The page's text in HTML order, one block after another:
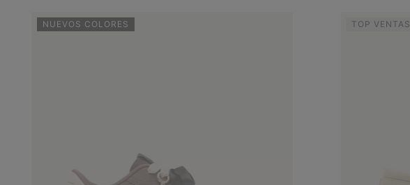
NUEVOS COLORES TOP VENTAS